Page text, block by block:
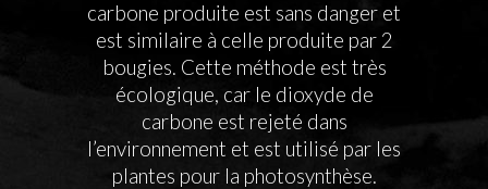
carbone produite est sans danger et
est similaire à celle produite par 2
bougies. Cette méthode est très
écologique, car le dioxyde de
carbone est rejeté dans
l’environnement et est utilisé par les
plantes pour la photosynthèse.